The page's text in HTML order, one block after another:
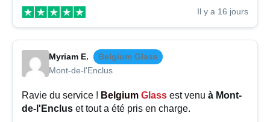
Il y a 16 jours
Myriam E.
Belgium Glass
Mont-de-l'Enclus
Ravie du service ! Belgium Glass est venu à Mont-
de-l'Enclus et tout a été pris en charge.